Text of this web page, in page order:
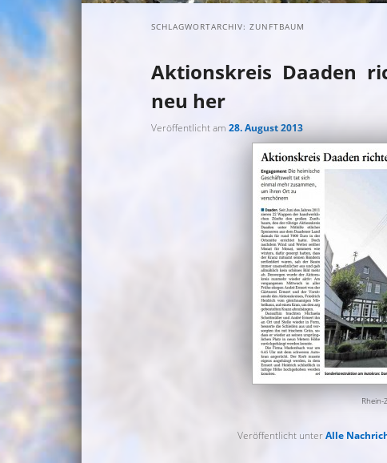
SCHLAGWORTARCHIV: ZUNFTBAUM
Aktionskreis Daaden
neu her
Veröffentlicht am 28. August 2013
Veröffentlicht unterAlle